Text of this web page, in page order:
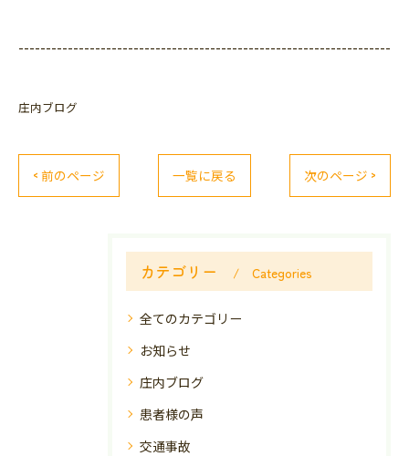
--------------------------------------------------------------------
庄内ブログ
< 前のページ 一覧に戻る 次のページ >
カテゴリー Categories
全てのカテゴリー
お知らせ
庄内ブログ
患者様の声
交通事故